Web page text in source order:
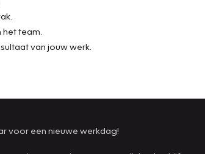
team.
van jouw werk.
voor een nieuwe werkdag!